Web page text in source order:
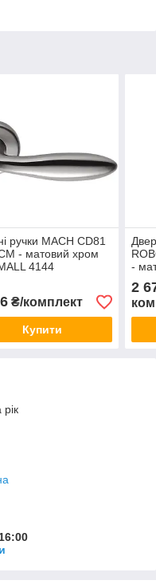
ручки MACH CD81
- матовий хром
4144
₴/комплект
Купити
-
2